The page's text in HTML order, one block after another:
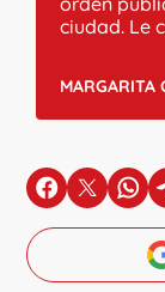
ciudad. Le
MARGARITA
en Facebook
en Xen